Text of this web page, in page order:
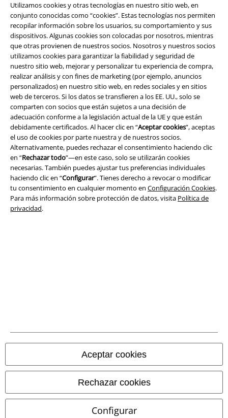
Utilizamos cookies y otras tecnologías en nuestro sitio web, en
conjunto conocidas como “cookies”. Estas tecnologías nos permiten
recopilar información sobre los usuarios, su comportamiento y sus
dispositivos. Algunas cookies son colocadas por nosotros, mientras
que otras provienen de nuestros socios. Nosotros y nuestros socios
utilizamos cookies para garantizar la fiabilidad y seguridad de
nuestro sitio web, mejorar y personalizar tu experiencia de compra,
realizar análisis y con fines de marketing (por ejemplo, anuncios
personalizados) en nuestro sitio web, en redes sociales y en sitios
web de terceros. Si los datos se transfieren a los EE. UU., solo se
comparten con socios que están sujetos a una decisión de
adecuación conforme a la legislación actual de la UE y que están
debidamente certificados. Al hacer clic en “Aceptar cookies”, aceptas
el uso de cookies por parte nuestra y de nuestros socios.
Alternativamente, puedes rechazar el consentimiento haciendo clic
en “Rechazar todo”—en este caso, solo se utilizarán cookies
necesarias. También puedes ajustar tus preferencias individuales
haciendo clic en “Configurar”. Tienes derecho a revocar o modificar
tu consentimiento en cualquier momento en Configuración Cookies.
Para más información sobre protección de datos, visita Política de
privacidad.
Aceptar cookies
Rechazar cookies
Configurar
Legal
Términos y Condiciones
Aviso Legal
Ley protección de datos
Eliminación de residuos y protección del medioambiente
Declaración de Conformidad
Tiendas EMP online
EMP International